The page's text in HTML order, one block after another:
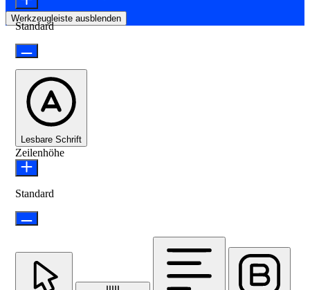
Werkzeugleiste ausblenden
Standard
Lesbare Schrift
Zeilenhöhe
Standard